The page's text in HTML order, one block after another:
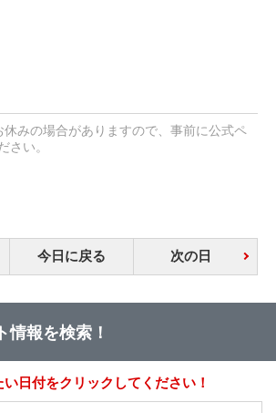
みの場合がありますので、事前に公式ペ
さい。
今日に戻る 次の日
情報を検索！
日付をクリックしてください！